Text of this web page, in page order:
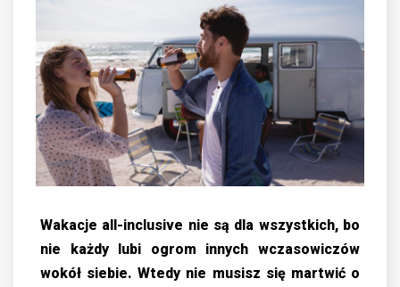
Wakacje all-inclusive nie są dla wszystkich, bo
nie każdy lubi ogrom innych wczasowiczów
wokół siebie. Wtedy nie musisz się martwić o